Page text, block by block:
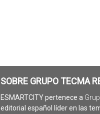
SOBRE GRUPO TECMA
ESMARTCITY pertenece a
editorial español líder en las